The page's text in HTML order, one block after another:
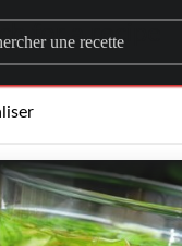
for a recipe